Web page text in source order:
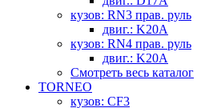
кузов: RN3 прав. руль
двиг.: K20A
кузов: RN4 прав. руль
двиг.: K20A
Смотреть весь каталог
TORNEO
кузов: CF3